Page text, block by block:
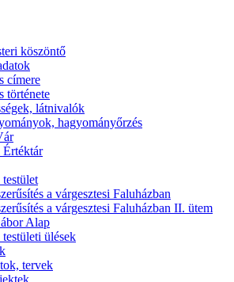
köszöntő
címere
története
látnivalók
hagyományőrzés
Értéktár
a várgesztesi Faluházban
a várgesztesi Faluházban II. ütem
Alap
ülések
tervek